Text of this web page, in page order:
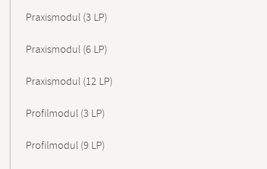
Praxismodul (3 LP)
Praxismodul (6 LP)
Praxismodul (12 LP)
Profilmodul (3 LP)
Profilmodul (9 LP)